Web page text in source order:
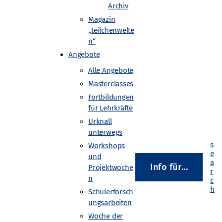
Archiv
Magazin
„teilchenwelte
n“
Angebote
Alle Angebote
Masterclasses
Fortbildungen
für Lehrkräfte
Urknall
unterwegs
Workshops
und
Projektwoche
n
Schülerforsch
ungsarbeiten
Woche der
Info für...
Forschung am größten
führst Du
in der Astro- und